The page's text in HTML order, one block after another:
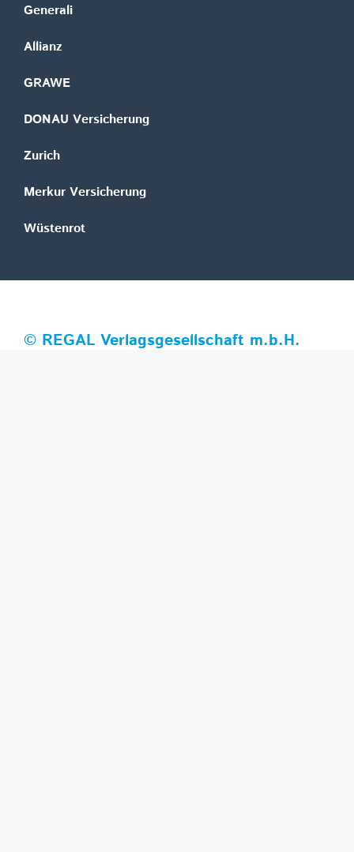
Generali
Allianz
GRAWE
DONAU Versicherung
Zurich
Merkur Versicherung
Wüstenrot
© REGAL Verlagsgesellschaft m.b.H.